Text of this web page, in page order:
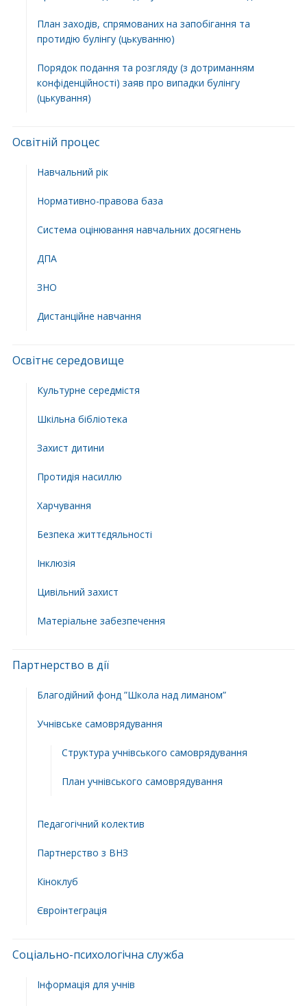
План заходів, спрямованих на запобігання та
протидію булінгу (цькуванню)
Порядок подання та розгляду (з дотриманням
конфіденційності) заяв про випадки булінгу
(цькування)
Освітній процес
Навчальний рік
Нормативно-правова база
Система оцінювання навчальних досягнень
ДПА
ЗНО
Дистанційне навчання
Освітнє середовище
Культурне середмістя
Шкільна бібліотека
Захист дитини
Протидія насиллю
Харчування
Безпека життєдяльності
Інклюзія
Цивільний захист
Матеріальне забезпечення
Партнерство в дії
Благодійний фонд ”Школа над лиманом”
Учнівське самоврядування
Структура учнiвського самоврядування
План учнiвського самоврядування
Педагогічний колектив
Партнерство з ВНЗ
Кіноклуб
Євроінтеграція
Соціально-психологічна служба
Інформація для учнів